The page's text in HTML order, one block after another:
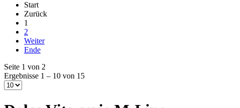
Start
Zurück
1
2
Weiter
Ende
Seite 1 von 2
Ergebnisse 1 – 10 von 15